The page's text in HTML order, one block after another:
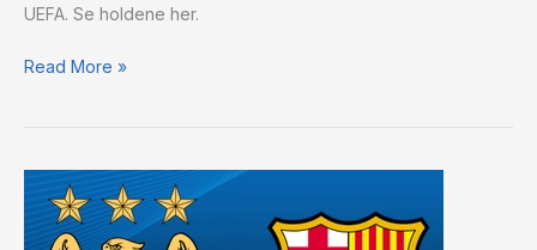
UEFA. Se holdene her.
Read More »
optakt:
Manchester